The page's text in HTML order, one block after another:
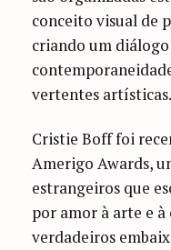
conceito visual de
criando um
vertentes artísticas.
Cristie Boff foi
Amerigo Awards,
estrangeiros que
por amor à arte e
verdadeiros